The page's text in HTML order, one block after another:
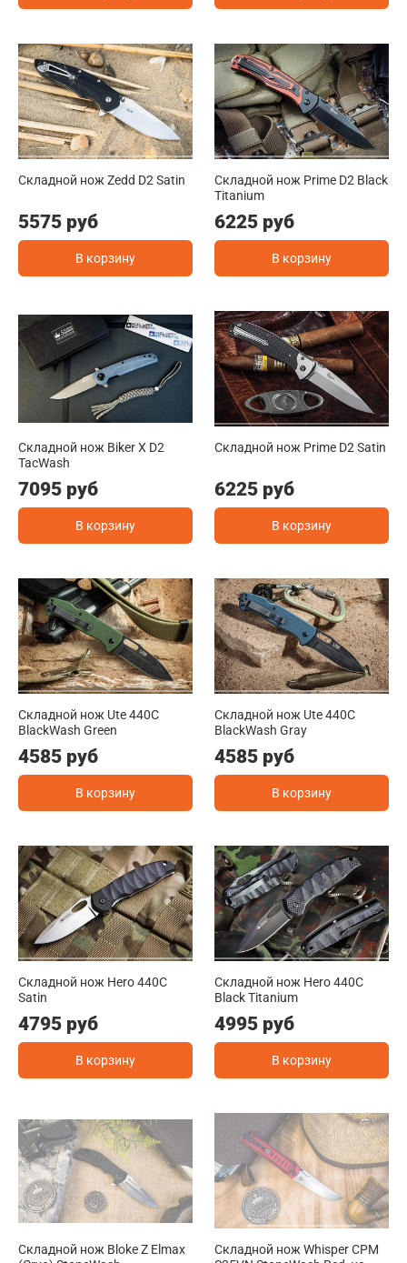
Складной нож Zedd D2 Satin
5575 руб
В корзину
Складной нож Prime D2 Black
Titanium
6225 руб
В корзину
Складной нож Biker X D2
TacWash
7095 руб
В корзину
Складной нож Prime D2 Satin
6225 руб
В корзину
Складной нож Ute 440C
BlackWash Green
4585 руб
В корзину
Складной нож Ute 440C
BlackWash Gray
4585 руб
В корзину
Складной нож Hero 440C
Satin
4795 руб
В корзину
Складной нож Hero 440C
Black Titanium
4995 руб
В корзину
Складной нож Bloke Z Elmax
Складной нож Whisper CPM